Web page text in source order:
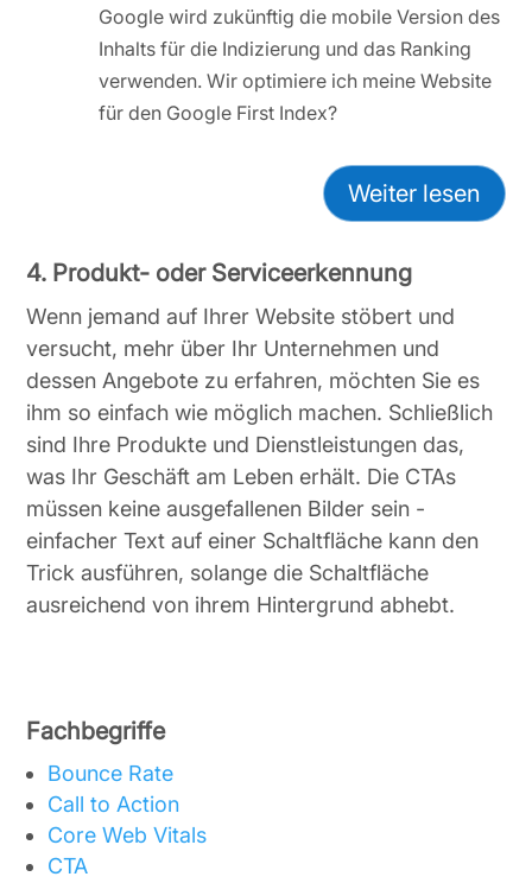
Google wird zukünftig die mobile Version des
Inhalts für die Indizierung und das Ranking
verwenden. Wir optimiere ich meine Website
für den Google First Index?
Weiter lesen
4. Produkt- oder Serviceerkennung
Wenn jemand auf Ihrer Website stöbert und
versucht, mehr über Ihr Unternehmen und
dessen Angebote zu erfahren, möchten Sie es
ihm so einfach wie möglich machen. Schließlich
sind Ihre Produkte und Dienstleistungen das,
was Ihr Geschäft am Leben erhält. Die CTAs
müssen keine ausgefallenen Bilder sein -
einfacher Text auf einer Schaltfläche kann den
Trick ausführen, solange die Schaltfläche
ausreichend von ihrem Hintergrund abhebt.
Fachbegriffe
Bounce Rate
Call to Action
Core Web Vitals
CTA